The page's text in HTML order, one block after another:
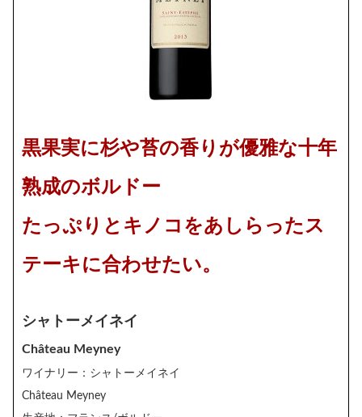
黒果実に杉や苔の香りが優雅な十年
熟成のボルドー
たっぷりとキノコをあしらったス
テーキに合わせたい。
シャトーメイネイ
Château Meyney
ワイナリー：シャトーメイネイ
Château Meyney